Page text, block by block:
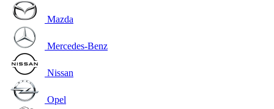
Mazda
Mercedes-Benz
Nissan
Opel